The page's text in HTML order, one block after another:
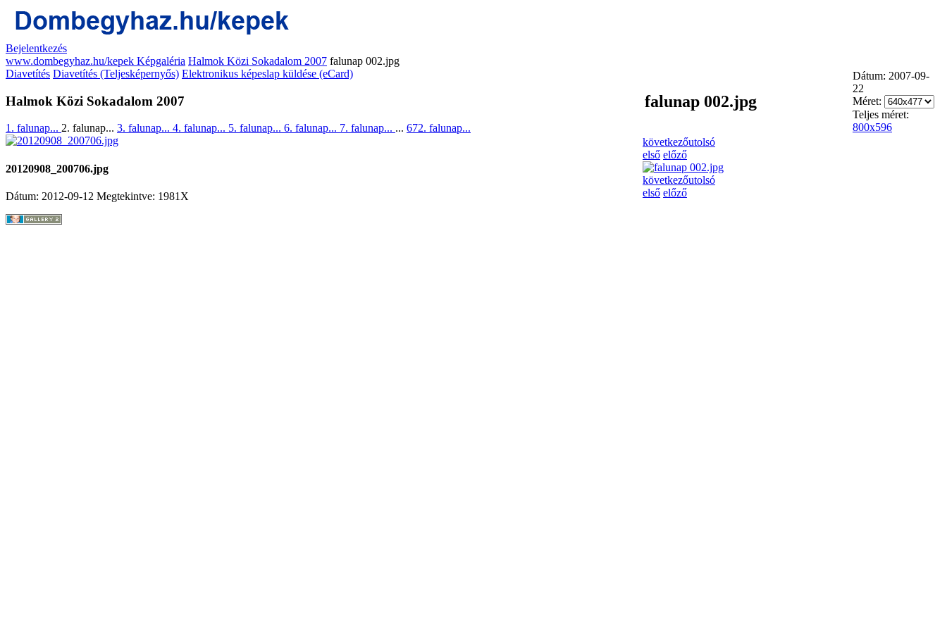
Bejelentkezés
www.dombegyhaz.hu/kepek Képgaléria Halmok Közi Sokadalom 2007 falunap 002.jpg
Diavetítés Diavetítés (Teljesképernyős) Elektronikus képeslap küldése (eCard)
Halmok Közi Sokadalom 2007
1. falunap... 2. falunap... 3. falunap... 4. falunap... 5. falunap... 6. falunap... 7. falunap... ... 672. falunap...
20120908_200706.jpg
Dátum: 2012-09-12 Megtekintve: 1981X
falunap 002.jpg
Dátum: 2007-09-
22
Méret:
Teljes méret:
800x596
következőutolsó
első előző
következőutolsó
első előző